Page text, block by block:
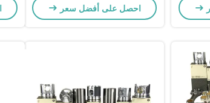
احصل على أفضل سعر